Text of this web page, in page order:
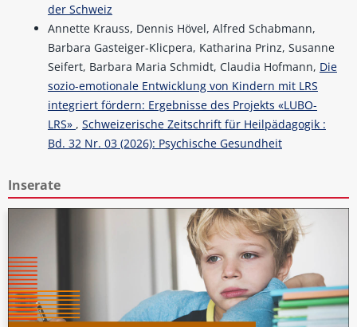
der Schweiz
Annette Krauss, Dennis Hövel, Alfred Schabmann,
Barbara Gasteiger-Klicpera, Katharina Prinz, Susanne
Seifert, Barbara Maria Schmidt, Claudia Hofmann, Die
sozio-emotionale Entwicklung von Kindern mit LRS
integriert fördern: Ergebnisse des Projekts «LUBO-
LRS» , Schweizerische Zeitschrift für Heilpädagogik :
Bd. 32 Nr. 03 (2026): Psychische Gesundheit
Inserate